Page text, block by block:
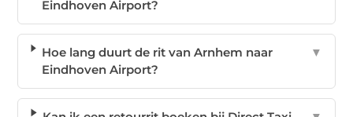
Eindhoven Airport?
Hoe lang duurt de rit van Arnhem naar
Eindhoven Airport?
▼